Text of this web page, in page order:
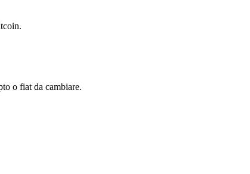
o fiat da cambiare.